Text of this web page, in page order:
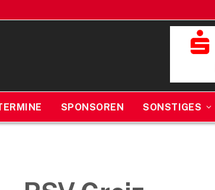
SPONSOREN SONSTIGES